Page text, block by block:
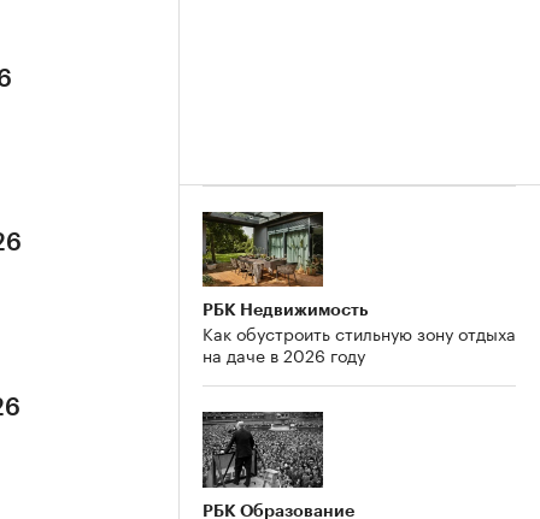
РБК Недвижимость
Как обустроить стильную зону отдыха
на даче в 2026 году
РБК Образование